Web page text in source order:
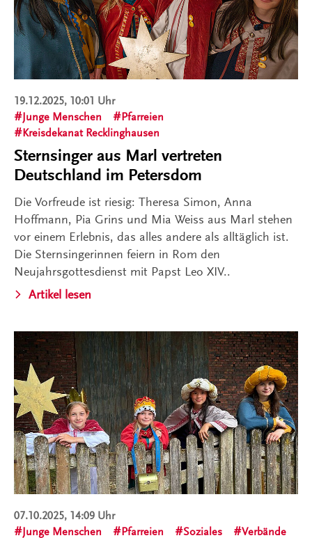
19.12.2025, 10:01 Uhr
Junge Menschen
Pfarreien
Kreisdekanat Recklinghausen
Sternsinger aus Marl vertreten
Deutschland im Petersdom
Die Vorfreude ist riesig: Theresa Simon, Anna
Hoffmann, Pia Grins und Mia Weiss aus Marl stehen
vor einem Erlebnis, das alles andere als alltäglich ist.
Die Sternsingerinnen feiern in Rom den
Neujahrsgottesdienst mit Papst Leo XIV..
Artikel lesen
07.10.2025, 14:09 Uhr
Junge Menschen
Pfarreien Soziales
Verbände